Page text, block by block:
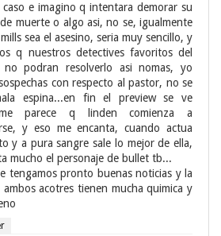
e imagino q intentara demorar su
muerte o algo asi, no se, igualmente
sea el asesino, seria muy sencillo, y
q nuestros detectives favoritos del
no podran resolverlo asi nomas, yo
con respecto al pastor, no se
espina...en fin el preview se ve
parece q linden comienza a
y eso me encanta, cuando actua
y a pura sangre sale lo mejor de ella,
mucho el personaje de bullet tb...
tengamos pronto buenas noticias y la
ambos acotres tienen mucha quimica y